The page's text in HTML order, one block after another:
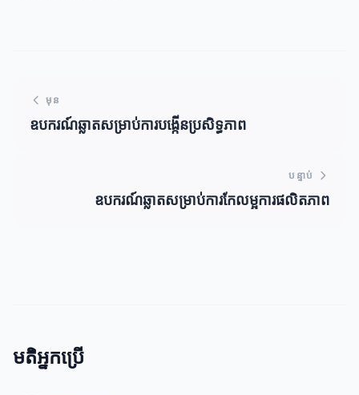
មុន
ឧបករណ៍ឆ្លាតសម្រាប់ការបង្កើនប្រសិទ្ធភាព
បន្ទាប់
ឧបករណ៍ឆ្លាតសម្រាប់ការកែលម្អការផលិតភាព
មតិអ្នកប្រើ